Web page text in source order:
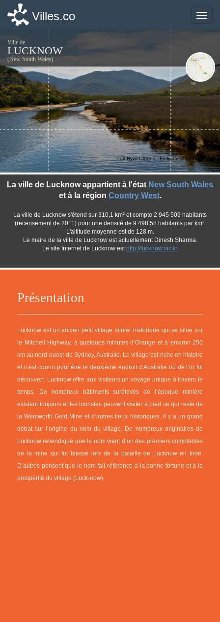
Toggle
Villes.co
Ville de
LUCKNOW
(New South Wales)
Présentation
Lucknow est un ancien petit village minier historique qui se situe sur
le Mitchell Highway, à quelques minutes d’Orange et à environ 250
km au nord-ouest de Sydney, Australie. Le village est riche en histoire
et il est connu pour être le deuxième endroit d’Australie où de l’or fut
découvert. Lucknow offre aux visiteurs un voyage unique à travers le
temps. De nombreux bâtiments surélevés de l’époque minière
existent toujours et les touristes peuvent visiter à pied ce qui reste de
la Wentworth Gold Mine et d’autres lieux historiques. Il y a un grand
débat sur l’origine du nom du village. De nombreux originaires de
Lucknow revendique que le nom vient d’un des premiers comptables
de la mine qui fut blessé lors de la bataille de Lucknow en Inde.
D’autres pensent que le nom fait référence à la bonne fortune et à la
prospérité du village (Luck-now).
La ville de Lucknow appartient à l'état New South Wales
et à la région Country West.
La ville de Lucknow s'étend sur 310,1 km² et compte 2 945 509 habitants
(recensement de 2011) pour une densité de 9 498,58 habitants par km².
L'altitude moyenne est de 128 m.
Le maire de la ville de Lucknow est actuellement Dinesh Sharma.
Le site Internet de Lucknow est http://lucknow.nic.in
©Dr Hywel Jones - Flickr Creative Commons
Toggle
Villes.co